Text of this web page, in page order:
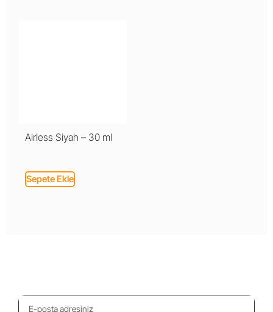
Airless Siyah – 30 ml
Sepete Ekle